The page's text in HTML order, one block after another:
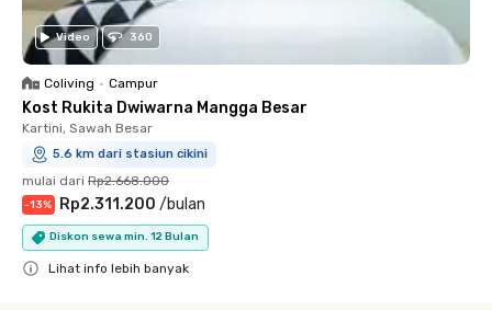
Video 360
Coliving • Campur
Kost Rukita Dwiwarna Mangga Besar
Kartini, Sawah Besar
5.6 km dari stasiun cikini
mulai dari Rp2.668.000
-13% Rp2.311.200 /bulan
Diskon sewa min. 12 Bulan
Lihat info lebih banyak